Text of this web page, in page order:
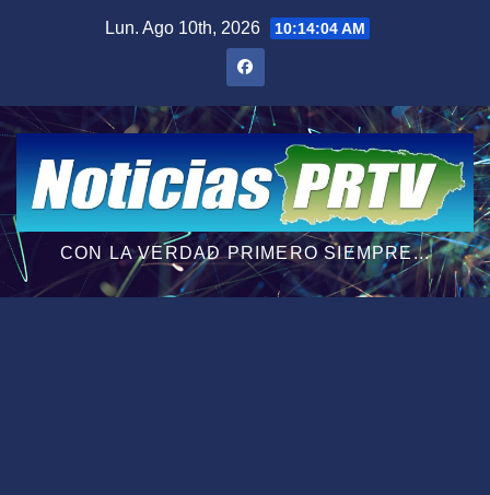
Lun. Ago 10th, 2026 10:14:05 AM
CON LA VERDAD PRIMERO SIEMPRE...